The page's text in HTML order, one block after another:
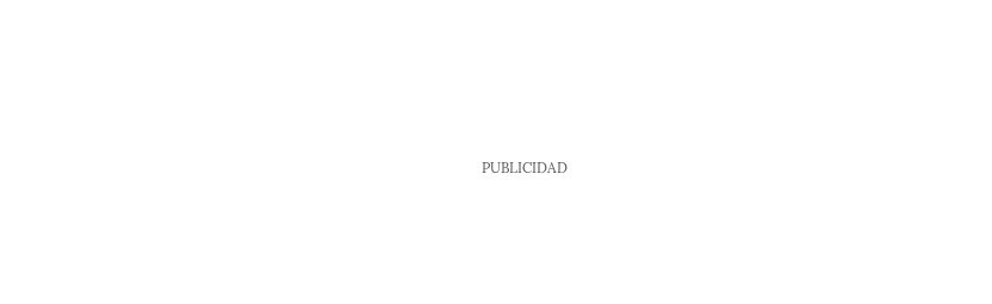
PUBLICIDAD